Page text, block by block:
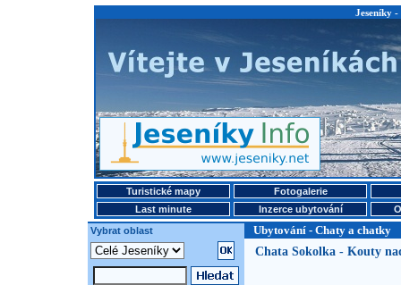
Jeseníky
Turistické mapy
Fotogalerie
Last minute
Inzerce ubytování
Vybrat oblast
Ubytování - Chaty a chatky
Chata Sokolka - Kouty